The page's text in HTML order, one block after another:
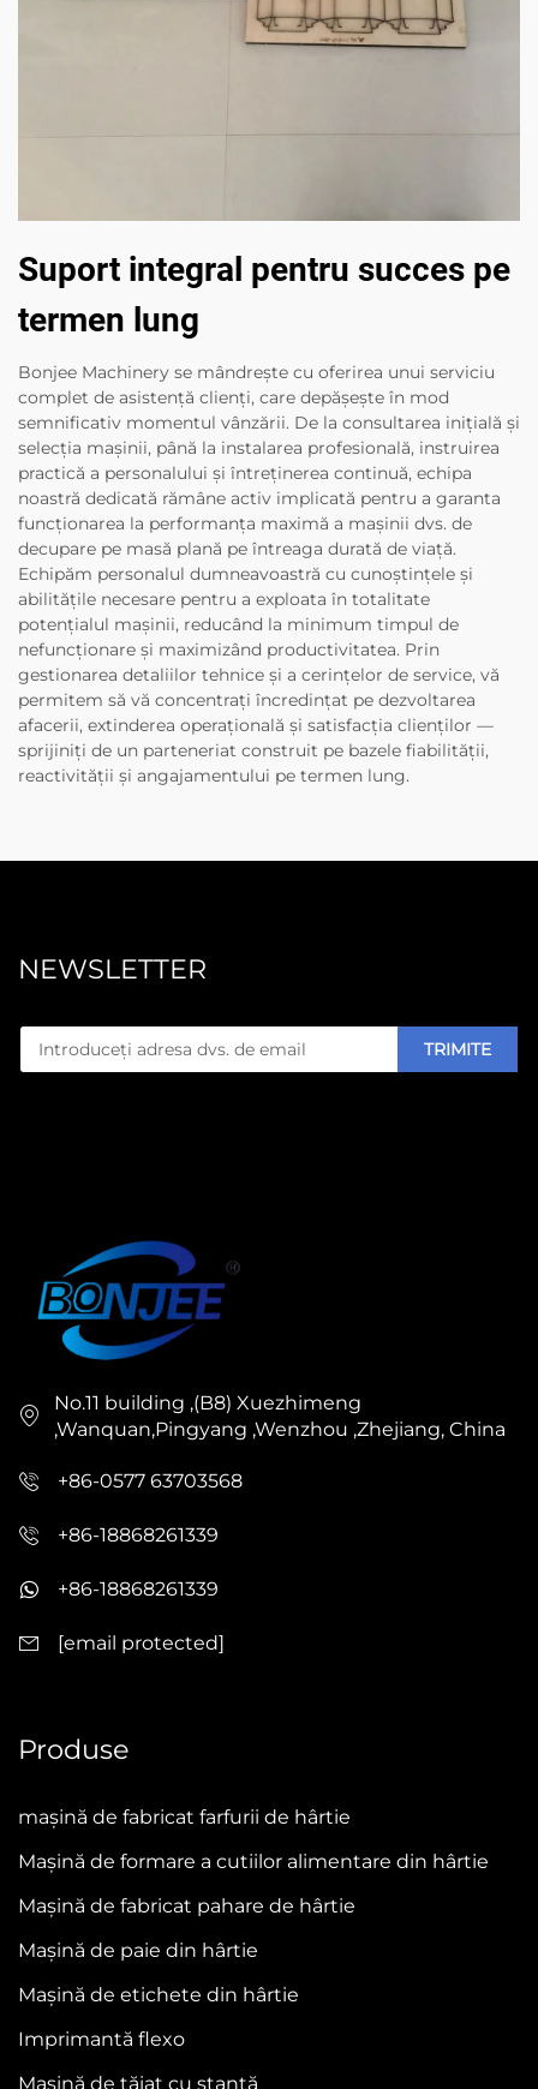
Suport integral pentru succes pe
termen lung
Bonjee Machinery se mândrește cu oferirea unui serviciu
complet de asistență clienți, care depășește în mod
semnificativ momentul vânzării. De la consultarea inițială și
selecția mașinii, până la instalarea profesională, instruirea
practică a personalului și întreținerea continuă, echipa
noastră dedicată rămâne activ implicată pentru a garanta
funcționarea la performanța maximă a mașinii dvs. de
decupare pe masă plană pe întreaga durată de viață.
Echipăm personalul dumneavoastră cu cunoștințele și
abilitățile necesare pentru a exploata în totalitate
potențialul mașinii, reducând la minimum timpul de
nefuncționare și maximizând productivitatea. Prin
gestionarea detaliilor tehnice și a cerințelor de service, vă
permitem să vă concentrați încredințat pe dezvoltarea
afacerii, extinderea operațională și satisfacția clienților —
sprijiniți de un parteneriat construit pe bazele fiabilității,
reactivității și angajamentului pe termen lung.
NEWSLETTER
TRIMITE
No.11 building ,(B8) Xuezhimeng
,Wanquan,Pingyang ,Wenzhou ,Zhejiang, China
+86-0577 63703568
+86-18868261339
+86-18868261339
[email protected]
Produse
mașină de fabricat farfurii de hârtie
Mașină de formare a cutiilor alimentare din hârtie
Mașină de fabricat pahare de hârtie
Mașină de paie din hârtie
Mașină de etichete din hârtie
Imprimantă flexo
Mașină de tăiat cu ștanță